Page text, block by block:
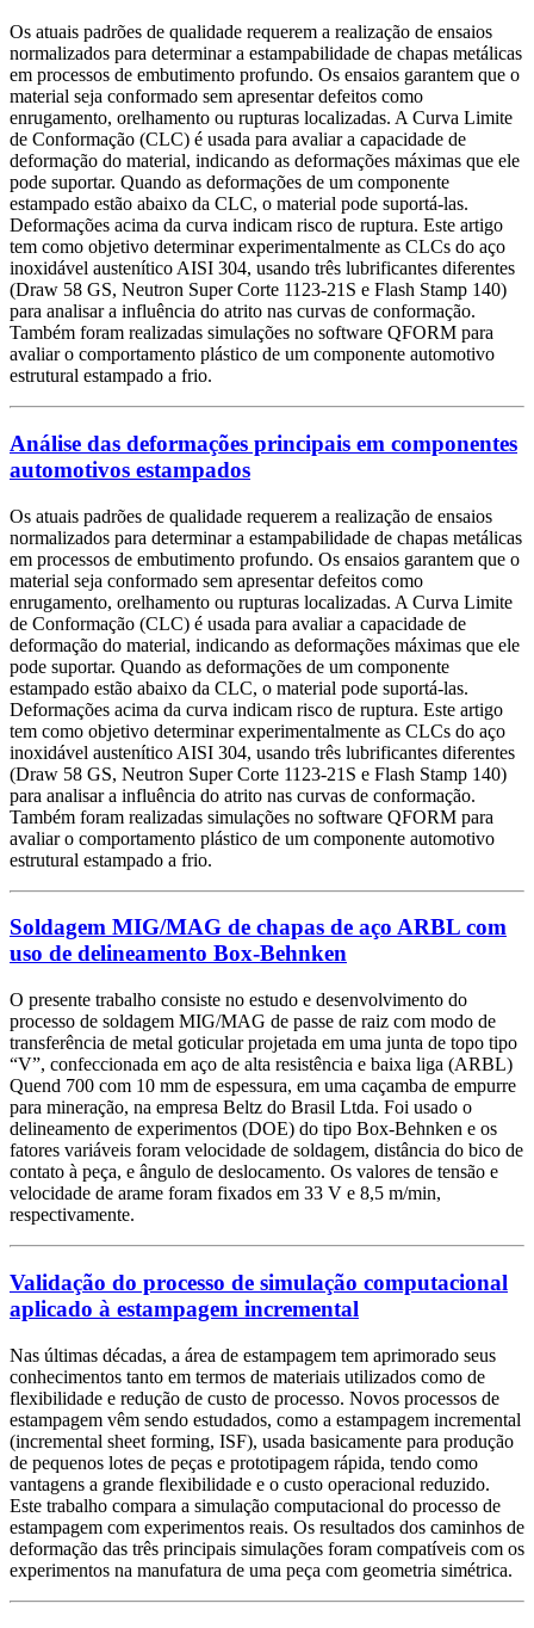
Os atuais padrões de qualidade requerem a realização de ensaios
normalizados para determinar a estampabilidade de chapas metálicas
em processos de embutimento profundo. Os ensaios garantem que o
material seja conformado sem apresentar defeitos como
enrugamento, orelhamento ou rupturas localizadas. A Curva Limite
de Conformação (CLC) é usada para avaliar a capacidade de
deformação do material, indicando as deformações máximas que ele
pode suportar. Quando as deformações de um componente
estampado estão abaixo da CLC, o material pode suportá-las.
Deformações acima da curva indicam risco de ruptura. Este artigo
tem como objetivo determinar experimentalmente as CLCs do aço
inoxidável austenítico AISI 304, usando três lubrificantes diferentes
(Draw 58 GS, Neutron Super Corte 1123-21S e Flash Stamp 140)
para analisar a influência do atrito nas curvas de conformação.
Também foram realizadas simulações no software QFORM para
avaliar o comportamento plástico de um componente automotivo
estrutural estampado a frio.
Análise das deformações principais em componentes
automotivos estampados
Os atuais padrões de qualidade requerem a realização de ensaios
normalizados para determinar a estampabilidade de chapas metálicas
em processos de embutimento profundo. Os ensaios garantem que o
material seja conformado sem apresentar defeitos como
enrugamento, orelhamento ou rupturas localizadas. A Curva Limite
de Conformação (CLC) é usada para avaliar a capacidade de
deformação do material, indicando as deformações máximas que ele
pode suportar. Quando as deformações de um componente
estampado estão abaixo da CLC, o material pode suportá-las.
Deformações acima da curva indicam risco de ruptura. Este artigo
tem como objetivo determinar experimentalmente as CLCs do aço
inoxidável austenítico AISI 304, usando três lubrificantes diferentes
(Draw 58 GS, Neutron Super Corte 1123-21S e Flash Stamp 140)
para analisar a influência do atrito nas curvas de conformação.
Também foram realizadas simulações no software QFORM para
avaliar o comportamento plástico de um componente automotivo
estrutural estampado a frio.
Soldagem MIG/MAG de chapas de aço ARBL com
uso de delineamento Box-Behnken
O presente trabalho consiste no estudo e desenvolvimento do
processo de soldagem MIG/MAG de passe de raiz com modo de
transferência de metal goticular projetada em uma junta de topo tipo
“V”, confeccionada em aço de alta resistência e baixa liga (ARBL)
Quend 700 com 10 mm de espessura, em uma caçamba de empurre
para mineração, na empresa Beltz do Brasil Ltda. Foi usado o
delineamento de experimentos (DOE) do tipo Box-Behnken e os
fatores variáveis foram velocidade de soldagem, distância do bico de
contato à peça, e ângulo de deslocamento. Os valores de tensão e
velocidade de arame foram fixados em 33 V e 8,5 m/min,
respectivamente.
Validação do processo de simulação computacional
aplicado à estampagem incremental
Nas últimas décadas, a área de estampagem tem aprimorado seus
conhecimentos tanto em termos de materiais utilizados como de
flexibilidade e redução de custo de processo. Novos processos de
estampagem vêm sendo estudados, como a estampagem incremental
(incremental sheet forming, ISF), usada basicamente para produção
de pequenos lotes de peças e prototipagem rápida, tendo como
vantagens a grande flexibilidade e o custo operacional reduzido.
Este trabalho compara a simulação computacional do processo de
estampagem com experimentos reais. Os resultados dos caminhos de
deformação das três principais simulações foram compatíveis com os
experimentos na manufatura de uma peça com geometria simétrica.